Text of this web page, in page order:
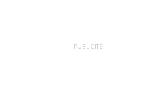
PUBLICITÉ